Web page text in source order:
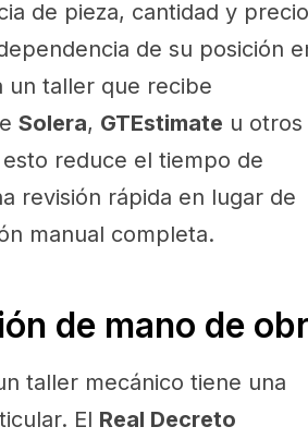
de pieza, cantidad y precio
de su posición
un taller que recibe
Solera, GTEstimate u otros
reduce el tiempo de
revisión rápida en lugar de
manual completa.
de mano de
taller mecánico tiene una
El Real Decreto